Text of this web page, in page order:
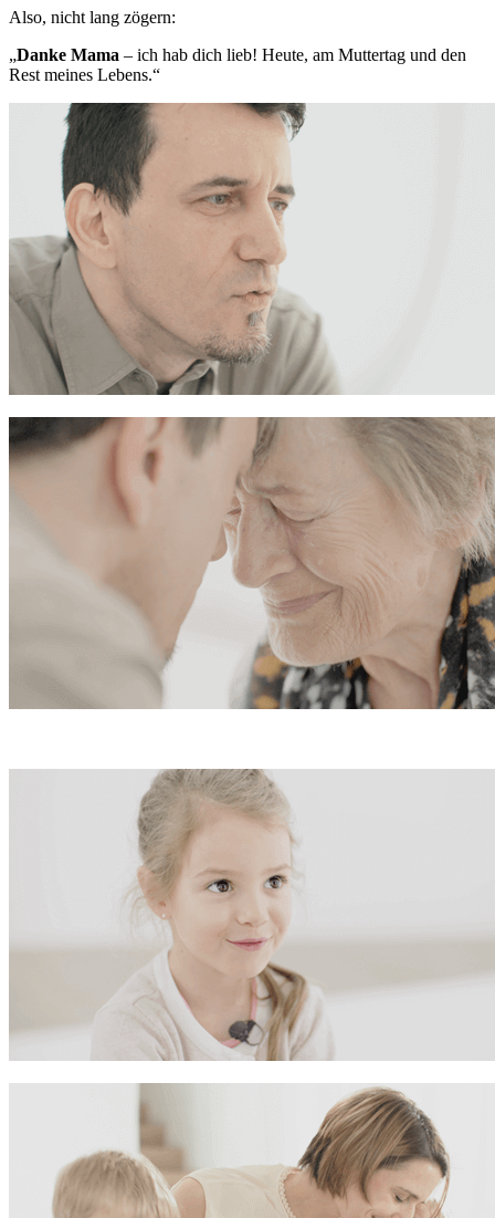
Also, nicht lang zögern:
„Danke Mama – ich hab dich lieb! Heute, am Muttertag und den
Rest meines Lebens.“